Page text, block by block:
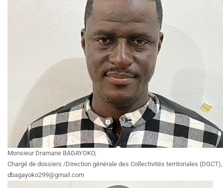
Monsieur Dramane BAGAYOKO,
Chargé de dossiers /Direction générale des Collectivités territoriales
dbagayoko299@gmail.com